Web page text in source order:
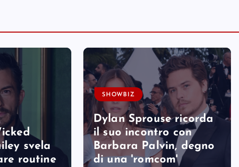
svela
routine
SHOWBIZ
Dylan Sprouse ricorda
il suo incontro con
Barbara Palvin, degno
di una 'romcom'